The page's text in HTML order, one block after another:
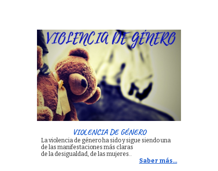
VIOLENCIA DE GÉNERO
La violencia de género ha sido y sigue siendo una
de las manifestaciones más claras
de la desigualdad, de las mujeres..
Saber más...